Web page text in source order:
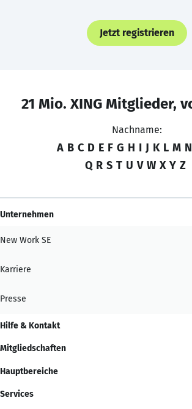
Jetzt registrieren
21 Mio. XING Mitglieder,
Nachname:
A B C D E F G H I J K L M N
Q R S T U V W X Y Z
Unternehmen
New Work SE
Karriere
Presse
Hilfe & Kontakt
Mitgliedschaften
Hauptbereiche
Services